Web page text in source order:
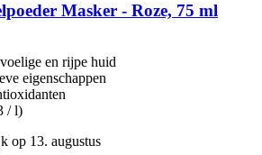
Masker -​ Roze, 75 ml
en rijpe huid
eigenschappen
/ l)
op 13. augustus